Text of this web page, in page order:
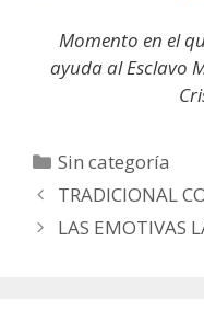
Momento en el
ayuda al Esclavo
Categorías
Sin categoría
Post
navigation
TRADICIONAL
LAS EMOTIVAS